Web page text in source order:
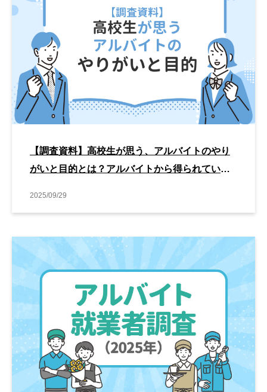
【調査資料】高校生が思う、アルバイトのやり
がいと目的とは？アルバイトから得られている
2025/09/29